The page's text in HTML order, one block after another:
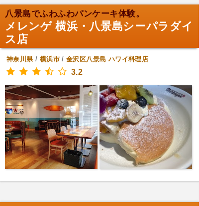
八景島でふわふわパンケーキ体験。
メレンゲ 横浜・八景島シーパラダイ
ス店
神奈川県/ 横浜市/金沢区八景島 ハワイ料理店
3.2